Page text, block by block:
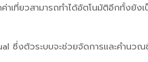
เที่ยวสามารถทำได้อัตโนมัติอีกทั้งยัง
ซึ่งตัวระบบจะช่วยจัดการและคำนว